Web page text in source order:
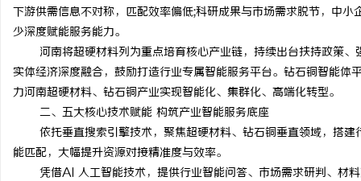
下游供需信息不对称，匹配效率偏低;科研成果与市场需求脱节，中
少深度赋能服务能力。
河南将超硬材料列为重点培育核心产业链，持续出台扶持政策
实体经济深度融合，鼓励打造行业专属智能服务平台。钻石铜智能
力河南超硬材料、钻石铜产业实现智能化、集群化、高端化转型。
二、五大核心技术赋能 构筑产业智能服务底座
依托垂直搜索引擎技术，聚焦超硬材料、钻石铜垂直领域，搭
能匹配，大幅提升资源对接精准度与效率。
凭借AI 人工智能技术，提供行业智能问答、市场需求研判、材
字资产的资本化之路：北京版权律师如何
“IP”变“现金流”
武汉配眼镜 上海配眼镜